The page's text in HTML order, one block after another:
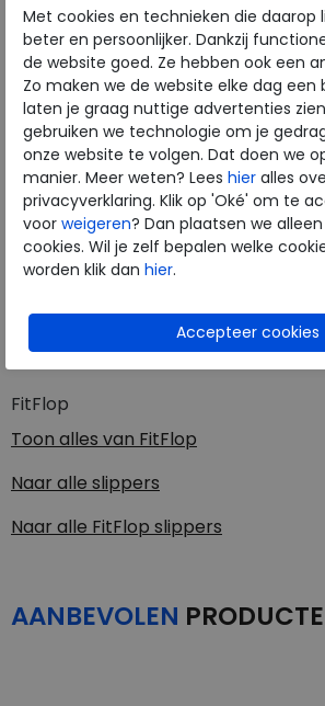
FitFlop
Toon alles van FitFlop
Naar alle slippers
Naar alle FitFlop slippers
Merk
FitFlop
Fabrikantcode
R08-C42
Bestelcode
205.47.000002
Kleur
Pop orange
nee
AANBEVOLEN
Met cookies en technieken die daarop
beter en persoonlijker. Dankzij
de website goed. Ze hebben ook een
Zo maken we de website elke dag een
laten je graag nuttige advertenties
gebruiken we technologie om je
onze website te volgen. Dat doen we
manier. Meer weten? Lees hier alles
privacyverklaring. Klik op 'Oké' om te
voor weigeren? Dan plaatsen we
cookies. Wil je zelf bepalen welke
worden klik dan hier.